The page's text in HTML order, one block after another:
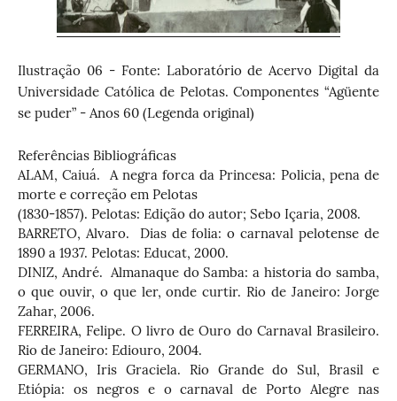
Ilustração 06 - Fonte: Laboratório de Acervo Digital da
Universidade Católica de Pelotas. Componentes “Agüente
se puder” - Anos 60 (Legenda original)
Referências Bibliográficas
ALAM, Caiuá. A negra forca da Princesa: Policia, pena de
morte e correção em Pelotas
(1830-1857). Pelotas: Edição do autor; Sebo Içaria, 2008.
BARRETO, Alvaro. Dias de folia: o carnaval pelotense de
1890 a 1937. Pelotas: Educat, 2000.
DINIZ, André. Almanaque do Samba: a historia do samba,
o que ouvir, o que ler, onde curtir. Rio de Janeiro: Jorge
Zahar, 2006.
FERREIRA, Felipe. O livro de Ouro do Carnaval Brasileiro.
Rio de Janeiro: Ediouro, 2004.
GERMANO, Iris Graciela. Rio Grande do Sul, Brasil e
Etiópia: os negros e o carnaval de Porto Alegre nas